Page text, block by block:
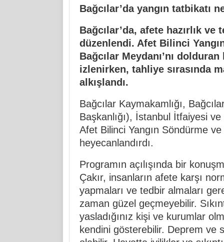
Bağcılar’da yangın tatbikatı
Bağcılar’da, afete hazırlık
düzenlendi. Afet Bilinci
Bağcılar Meydanı’nı
izlenirken, tahliye sırasında
alkışlandı.
Bağcılar Kaymakamlığı,
Başkanlığı), İstanbul İtfaiyesi
Afet Bilinci Yangın Söndürme ve
heyecanlandırdı.
Programın açılışında bir
Çakır, insanların afete karşı
yapmaları ve tedbir almaları
zaman güzel geçmeyebilir.
yasladığınız kişi ve kurumlar
kendini gösterebilir. Deprem ve